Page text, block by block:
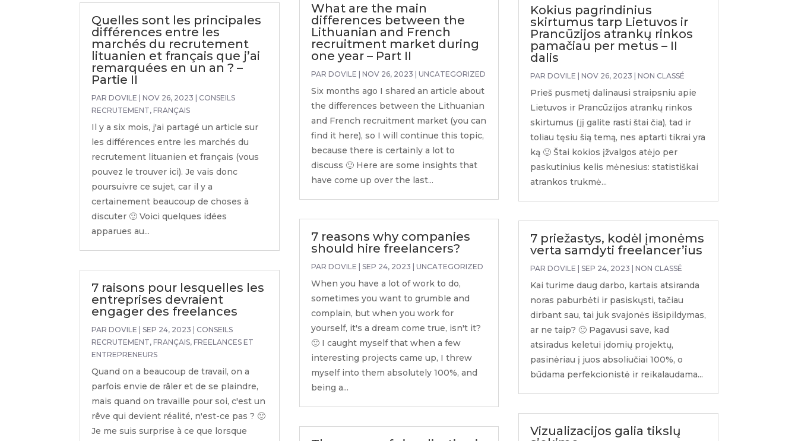
Quelles sont les principales
différences entre les
marchés du recrutement
lituanien et français que j’ai
remarquées en un an ? –
Partie II
PARDOVILE |NOV 26, 2023
CONSEILS
RECRUTEMENT,FRANÇAIS
Il y a six mois, j'ai partagé un article sur
les différences entre les marchés du
recrutement lituanien et français (vous
pouvez le trouver ici). Je vais donc
poursuivre ce sujet, car il y a
certainement beaucoup de choses à
discuter 🙂 Voici quelques idées
apparues au...
7 raisons pour lesquelles les
entreprises devraient
engager des freelances
PARDOVILE |SEP 24, 2023
CONSEILS
RECRUTEMENT,FRANÇAIS,FREELANCES ET
ENTREPRENEURS
Quand on a beaucoup de travail, on a
parfois envie de râler et de se plaindre,
mais quand on travaille pour soi, c'est un
rêve qui devient réalité, n'est-ce pas ? 🙂
Je me suis surprise à ce que lorsque
What are the main
differences between the
Lithuanian and French
recruitment market during
one year – Part II
PAR DOVILE NOV 26, 2023 UNCATEGORIZED
Six months ago I shared an article about
the differences between the Lithuanian
and French recruitment market (you can
find it here), so I will continue this topic,
because there is certainly a lot to
discuss 🙂 Here are some insights that
have come up over the last...
7 reasons why companies
should hire freelancers?
PAR DOVILE SEP 24, 2023 UNCATEGORIZED
When you have a lot of work to do,
sometimes you want to grumble and
complain, but when you work for
yourself, it's a dream come true, isn't it?
🙂 I caught myself that when a few
interesting projects came up, I threw
myself into them absolutely 100%, and
being a...
Kokius pagrindinius
skirtumus tarp Lietuvos ir
Prancūzijos atrankų rinkos
pamačiau per metus – II
dalis
PAR DOVILE NOV 26, 2023 NON CLASSÉ
Prieš pusmetį dalinausi straipsniu apie
Lietuvos ir Prancūzijos atrankų rinkos
skirtumus (jį galite rasti štai čia), tad ir
toliau tęsiu šią temą, nes aptarti tikrai yra
ką 🙂 Štai kokios įžvalgos atėjo per
paskutinius kelis mėnesius: statistiškai
atrankos trukmė...
7 priežastys, kodėl įmonėms
verta samdyti freelancer’ius
PAR DOVILE SEP 24, 2023 NON CLASSÉ
Kai turime daug darbo, kartais atsiranda
noras paburbėti ir pasiskųsti, tačiau
dirbant sau, tai juk svajonės išsipildymas,
ar ne taip? 🙂 Pagavusi save, kad
atsiradus keletui įdomių projektų,
pasinėriau į juos absoliučiai 100%, o
būdama perfekcionistė ir reikalaudama...
Vizualizacijos galia tikslų